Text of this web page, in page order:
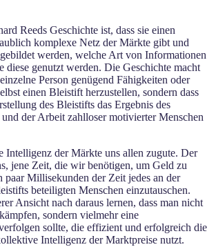
Reeds Geschichte ist, dass sie einen
komplexe Netz der Märkte gibt und
werden, welche Art von Informationen
diese genutzt werden. Die Geschichte macht
Person genügend Fähigkeiten oder
einen Bleistift herzustellen, sondern dass
des Bleistifts das Ergebnis des
der Arbeit zahlloser motivierter Menschen
Intelligenz der Märkte uns allen zugute. Der
jene Zeit, die wir benötigen, um Geld zu
paar Millisekunden der Zeit jedes an der
beteiligten Menschen einzutauschen.
Ansicht nach daraus lernen, dass man nicht
sondern vielmehr eine
sollte, die effizient und erfolgreich die
Intelligenz der Marktpreise nutzt.